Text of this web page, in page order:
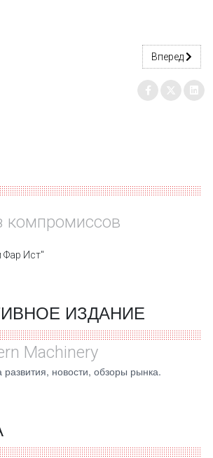
мини-экскаватор Следующий:
Вперед
компромиссов
Ист"
ИЗДАНИЕ
Machinery
новости, обзоры рынка.